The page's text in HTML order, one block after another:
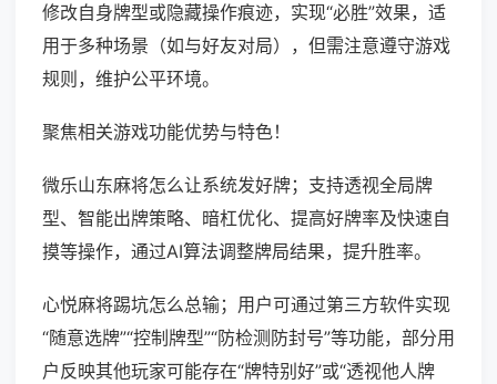
修改自身牌型或隐藏操作痕迹，实现“必胜”效果，适
用于多种场景（如与好友对局），但需注意遵守游戏
规则，维护公平环境。
聚焦相关游戏功能优势与特色！
微乐山东麻将怎么让系统发好牌；支持透视全局牌
型、智能出牌策略、暗杠优化、提高好牌率及快速自
摸等操作，通过AI算法调整牌局结果，提升胜率。
心悦麻将踢坑怎么总输；用户可通过第三方软件实现
“随意选牌”“控制牌型”“防检测防封号”等功能，部分用
户反映其他玩家可能存在“牌特别好”或“透视他人牌